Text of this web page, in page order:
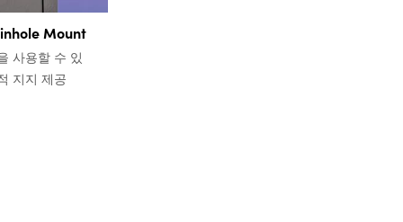
Mount
사용할 수 있
지지 제공